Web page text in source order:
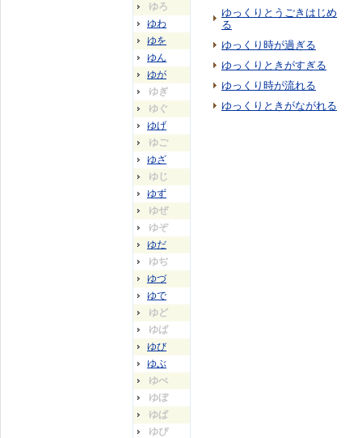
ゆろ
ゆわ
ゆを
ゆん
ゆが
ゆぎ
ゆぐ
ゆげ
ゆご
ゆざ
ゆじ
ゆず
ゆぜ
ゆぞ
ゆだ
ゆぢ
ゆづ
ゆで
ゆど
ゆば
ゆび
ゆぶ
ゆべ
ゆぼ
ゆぱ
ゆぴ
ゆっくりとうごきはじめ
る
ゆっくり時が過ぎる
ゆっくりときがすぎる
ゆっくり時が流れる
ゆっくりときがながれる